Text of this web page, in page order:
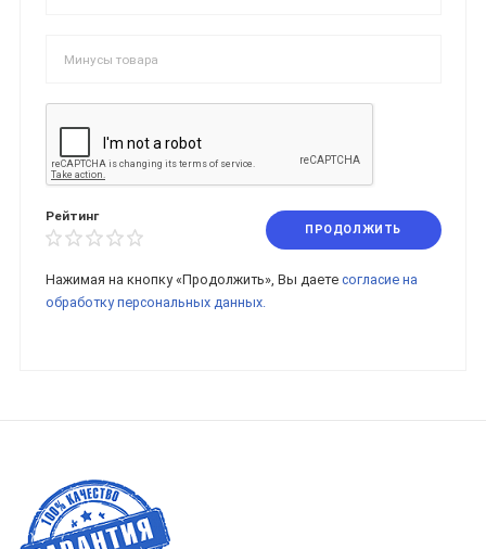
Рейтинг
ПРОДОЛЖИТЬ
Нажимая на кнопку «Продолжить», Вы даете согласие на
обработку персональных данных.